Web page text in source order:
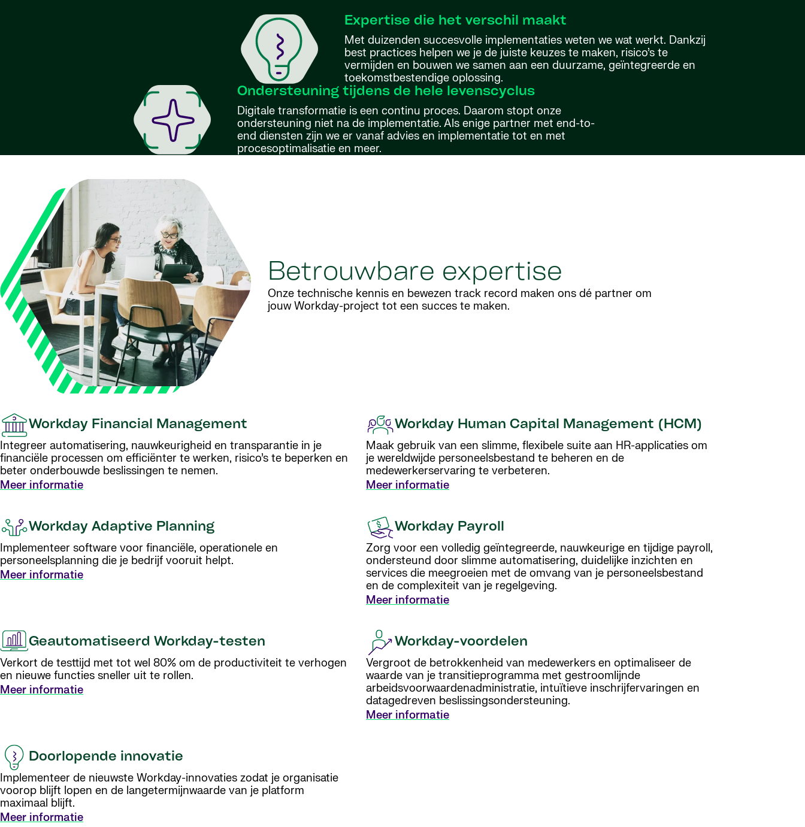
Expertise die het verschil maakt
Met duizenden succesvolle implementaties weten we wat werkt. Dankzij
best practices helpen we je de juiste keuzes te maken, risico’s te
vermijden en bouwen we samen aan een duurzame, geïntegreerde en
toekomstbestendige oplossing.
Ondersteuning tijdens de hele levenscyclus
Digitale transformatie is een continu proces. Daarom stopt onze
ondersteuning niet na de implementatie. Als enige partner met end-to-
end diensten zijn we er vanaf advies en implementatie tot en met
procesoptimalisatie en meer.
Betrouwbare expertise
Onze technische kennis en bewezen track record maken ons dé partner om
jouw Workday-project tot een succes te maken.
Workday Financial Management
Integreer automatisering, nauwkeurigheid en transparantie in je
financiële processen om efficiënter te werken, risico’s te beperken en
beter onderbouwde beslissingen te nemen.
Meer informatie
Workday Human Capital Management (HCM)
Maak gebruik van een slimme, flexibele suite aan HR-applicaties om
je wereldwijde personeelsbestand te beheren en de
medewerkerservaring te verbeteren.
Meer informatie
Workday Adaptive Planning
Implementeer software voor financiële, operationele en
personeelsplanning die je bedrijf vooruit helpt.
Meer informatie
Workday Payroll
Zorg voor een volledig geïntegreerde, nauwkeurige en tijdige payroll,
ondersteund door slimme automatisering, duidelijke inzichten en
services die meegroeien met de omvang van je personeelsbestand
en de complexiteit van je regelgeving.
Meer informatie
Geautomatiseerd Workday-testen
Verkort de testtijd met tot wel 80% om de productiviteit te verhogen
en nieuwe functies sneller uit te rollen.
Meer informatie
Workday-voordelen
Vergroot de betrokkenheid van medewerkers en optimaliseer de
waarde van je transitieprogramma met gestroomlijnde
arbeidsvoorwaardenadministratie, intuïtieve inschrijfervaringen en
datagedreven beslissingsondersteuning.
Meer informatie
Doorlopende innovatie
Implementeer de nieuwste Workday-innovaties zodat je organisatie
voorop blijft lopen en de langetermijnwaarde van je platform
maximaal blijft.
Meer informatie